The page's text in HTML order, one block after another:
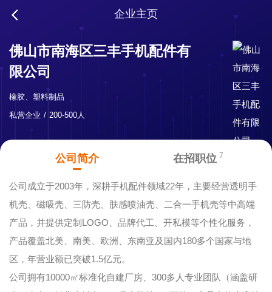
企业主页
佛山市南海区三丰手机配件有
限公司
橡胶、塑料制品
私营企业
200-500人
公司简介 在招职位 7
公司成立于2003年，深耕手机配件领域22年，主要经营透明手
机壳、磁吸壳、三防壳、肤感喷油壳、二合一手机壳等中高端
产品，并提供定制LOGO、品牌代工、开私模等个性化服务，
产品覆盖北美、南美、欧洲、东南亚及国内180多个国家与地
区，年营业额已突破1.5亿元。
公司拥有10000㎡标准化自建厂房、300多人专业团队（涵盖研